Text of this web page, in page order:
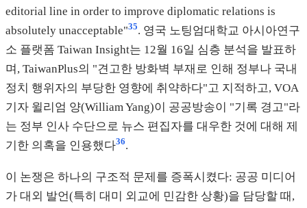
editorial line in order to improve diplomatic relations is
absolutely unacceptable"35. 영국 노팅엄대학교 아시아연구
소 플랫폼 Taiwan Insight는 12월 16일 심층 분석을 발표하
며, TaiwanPlus의 "견고한 방화벽 부재로 인해 정부나 국내
정치 행위자의 부당한 영향에 취약하다"고 지적하고, VOA
기자 윌리엄 양(William Yang)이 공공방송이 "기록 경고"라
는 정부 인사 수단으로 뉴스 편집자를 대우한 것에 대해 제
기한 의혹을 인용했다36.
이 논쟁은 하나의 구조적 문제를 증폭시켰다: 공공 미디어
가 대외 발언(특히 대미 외교에 민감한 상황)을 담당할 때,